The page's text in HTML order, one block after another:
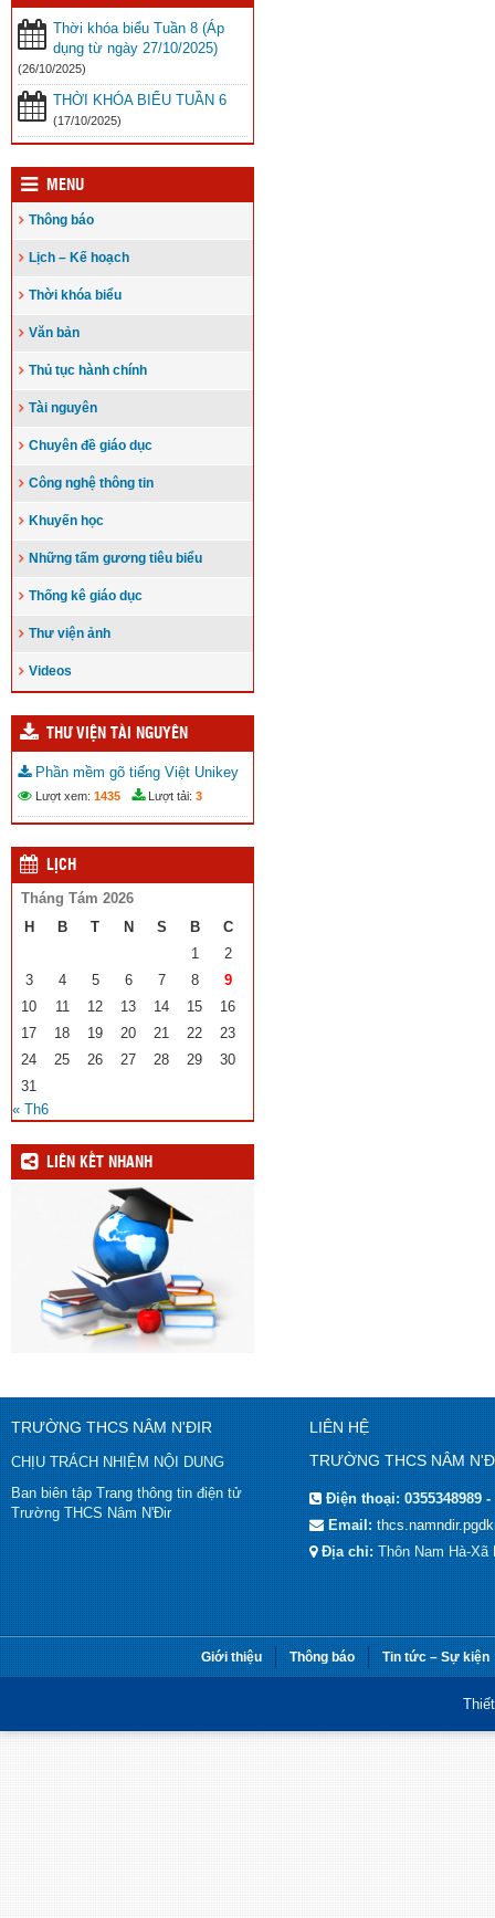
Thời khóa biểu Tuần 8 (Áp
dụng từ ngày 27/10/2025)
(26/10/2025)
THỜI KHÓA BIỂU TUẦN 6
(17/10/2025)
MENU
Thông báo
Lịch – Kế hoạch
Thời khóa biểu
Văn bản
Thủ tục hành chính
Tài nguyên
Chuyên đề giáo dục
Công nghệ thông tin
Khuyến học
Những tấm gương tiêu biểu
Thống kê giáo dục
Thư viện ảnh
Videos
THƯ VIỆN TÀI NGUYÊN
Phần mềm gõ tiếng Việt Unikey
Lượt xem: 1435 Lượt tải: 3
LỊCH
Tháng Tám 2026
H
B T N S B
C
1
2
3
4 5 6 7 8
9
10
11 12 13 14 15
16
17
18 19 20 21 22
23
24
25 26 27 28 29
30
31
« Th6
LIÊN KẾT NHANH
TRƯỜNG THCS NÂM N'ĐIR
CHỊU TRÁCH NHIỆM NỘI DUNG
Ban biên tập Trang thông tin điện tử
Trường THCS Nâm N'Đir
LIÊN HỆ
TRƯỜNG THCS NÂM
Điện thoại:0355348989 -
Email:
Địa chỉ:Thôn Nam Hà-Xã
Giới thiệu Thông báo Tin tức – Sự kiện